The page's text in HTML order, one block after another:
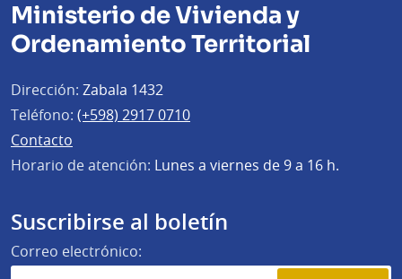
Ministerio de Vivienda y
Ordenamiento Territorial
Dirección: Zabala 1432
Teléfono: (+598) 2917 0710
Contacto
Horario de atención: Lunes a viernes de 9 a 16 h.
Suscribirse al boletín
Correo electrónico: